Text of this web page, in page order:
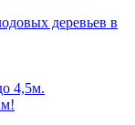
деревьев в
4,5м.